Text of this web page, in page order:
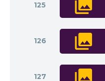
125
126
127